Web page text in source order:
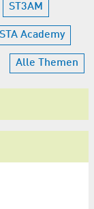
ST3AM
Academy
Alle Themen